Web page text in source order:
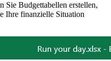
Sie Budgettabellen erstellen,
Ihre finanzielle Situation